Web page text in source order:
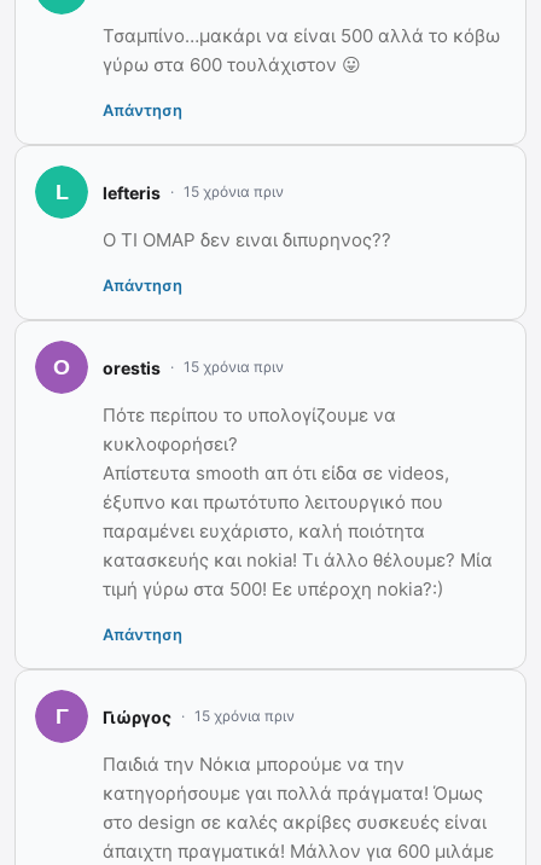
Τσαμπίνο…μακάρι να είναι 500 αλλά το κόβω
γύρω στα 600 τουλάχιστον 😛
Απάντηση
lefteris 15 χρόνια πριν
Ο ΤΙ ΟΜΑΡ δεν ειναι διπυρηνος??
Απάντηση
orestis 15 χρόνια πριν
Πότε περίπου το υπολογίζουμε να
κυκλοφορήσει?
Απίστευτα smooth απ ότι είδα σε videos,
έξυπνο και πρωτότυπο λειτουργικό που
παραμένει ευχάριστο, καλή ποιότητα
κατασκευής και nokia! Τι άλλο θέλουμε? Μία
τιμή γύρω στα 500! Εε υπέρoχη nokia?:)
Απάντηση
Γιώργος 15 χρόνια πριν
Παιδιά την Νόκια μπορούμε να την
κατηγορήσουμε γαι πολλά πράγματα! Όμως
στο design σε καλές ακρίβες συσκευές είναι
άπαιχτη πραγματικά! Μάλλον για 600 μιλάμε